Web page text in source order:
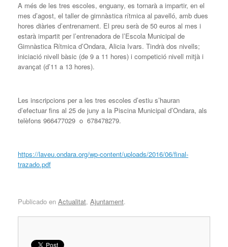
A més de les tres escoles, enguany, es tornarà a impartir, en el
mes d’agost, el taller de gimnàstica rítmica al pavelló, amb dues
hores diàries d’entrenament. El preu serà de 50 euros al mes i
estarà impartit per l’entrenadora de l’Escola Municipal de
Gimnàstica Rítmica d’Ondara, Alicia Ivars. Tindrà dos nivells;
iniciació nivell bàsic (de 9 a 11 hores) i competició nivell mitjà i
avançat (d’11 a 13 hores).
Les inscripcions per a les tres escoles d’estiu s’hauran
d’efectuar fins al 25 de juny a la Piscina Municipal d’Ondara, als
telèfons 966477029 o 678478279.
https://laveu.ondara.org/wp-content/uploads/2016/06/final-
trazado.pdf
Publicado en Actualitat, Ajuntament.